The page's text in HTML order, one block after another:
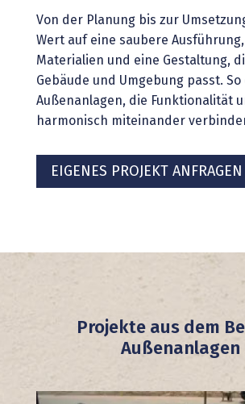
Von der Planung bis zur
Wert auf eine saubere
Materialien und eine Gestaltung,
Gebäude und Umgebung passt.
Außenanlagen, die Funktionalität
harmonisch miteinander
EIGENES PROJEKT ANFRAGEN
Projekte aus dem
Außenanlagen